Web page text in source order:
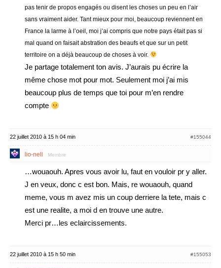
pas tenir de propos engagés ou disent les choses un peu en l’air
sans vraiment aider. Tant mieux pour moi, beaucoup reviennent en
France la larme à l’oeil, moi j’ai compris que notre pays était pas si
mal quand on faisait abstration des beaufs et que sur un petit
territoire on a déjà beaucoup de choses à voir.
Je partage totalement ton avis. J’aurais pu écrire la
même chose mot pour mot. Seulement moi j’ai mis
beaucoup plus de temps que toi pour m’en rendre
compte
22 juillet 2010 à 15 h 04 min #155044
lio-nell Membre
…wouaouh. Apres vous avoir lu, faut en vouloir pr y aller.
J en veux, donc c est bon. Mais, re wouaouh, quand
meme, vous m avez mis un coup derriere la tete, mais c
est une realite, a moi d en trouve une autre.
Merci pr…les eclaircissements.
22 juillet 2010 à 15 h 50 min #155053